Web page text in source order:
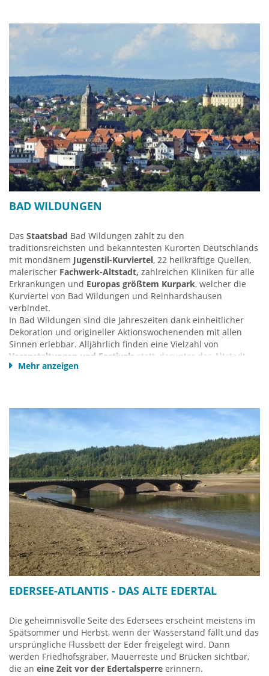
BAD WILDUNGEN
Das Staatsbad Bad Wildungen zählt zu den
traditionsreichsten und bekanntesten Kurorten Deutschlands
mit mondänem Jugenstil-Kurviertel, 22 heilkräftige Quellen,
malerischer Fachwerk-Altstadt, zahlreichen Kliniken für alle
Erkrankungen und Europas größtem Kurpark, welcher die
Kurviertel von Bad Wildungen und Reinhardshausen
verbindet.
In Bad Wildungen sind die Jahreszeiten dank einheitlicher
Dekoration und origineller Aktionswochenenden mit allen
Sinnen erlebbar. Alljährlich finden eine Vielzahl von
Veranstaltungen und Festivals statt, darunter das Altstadt-
Jazz-Festival, Samba- und Folkfestival und das stimmungsvolle
Friedrichstein(MeineCard+ Partner).
Das 1200 durch Graf Friedrich von Thüringen erbaute
gotische Schloss wurde anfangs als Amts- und Gerichtssitz
genutzt. Nur 60 Jahre später übernahmen die Grafen von
Waldeck das Schloss und bauten es immer wieder um bis es
seinen französisch-barocken Stil erhielt. Es zählt zu den
schönsten Schlössern in Deutschland.
Das Schloss wird alsHerkunftsort von Schneewittchen
gehandelt. Weniger bekannt ist, dass das kurze Leben der
1554 mit nur einundzwanzig Jahren verstorbenen
Grafentochter Margaretha von Waldeck einige Parallelen zum
literarischen Schneewittchen aufweist. DasZwergenhausder
Schneewittchensage befindet sich im Bad Wildunger Ortsteil
Bergfreiheit. Geburtsort der historischen Schönheit ist das
Schloss Friedrichstein, dessen heutige Gestalt auf barocke
Umbauten im 17. Und 18. Jahrhundert zurückgeht.
Heutzutage beinhaltet das Schloss Friedrichstein eine
bedeutende Sammlung zur hessischen Militär- und
Jagdgeschichte unter dem Landgrafen von Hessen-Kassel und
einenexquisiten Gastronomiebetrieb des Fürstenhauses
Grischäferan.
Mehr anzeigen
EDERSEE-ATLANTIS - DAS ALTE EDERTAL
Die geheimnisvolle Seite des Edersees erscheint meistens im
Spätsommer und Herbst, wenn der Wasserstand fällt und das
ursprüngliche Flussbett der Eder freigelegt wird. Dann
werden Friedhofsgräber, Mauerreste und Brücken sichtbar,
die an eine Zeit vor der Edertalsperre erinnern.